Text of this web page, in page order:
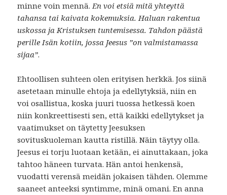
minne voin mennä.En voi etsiä mitä yhteyttä
tahansa tai kaivata kokemuksia. Haluan rakentua
uskossa ja Kristuksen tuntemisessa. Tahdon päästä
perille Isän kotiin, jossa Jeesus ”on valmistamassa
sijaa”.
Ehtoollisen suhteen olen erityisen herkkä. Jos siinä
asetetaan minulle ehtoja ja edellytyksiä, niin en
voi osallistua, koska juuri tuossa hetkessä koen
niin konkreettisesti sen, että kaikki edellytykset ja
vaatimukset on täytetty Jeesuksen
sovituskuoleman kautta ristillä. Näin täytyy olla.
Jeesus ei torju luotaan ketään, ei ainuttakaan, joka
tahtoo häneen turvata. Hän antoi henkensä,
vuodatti verensä meidän jokaisen tähden. Olemme
saaneet anteeksi syntimme, minä omani. En anna